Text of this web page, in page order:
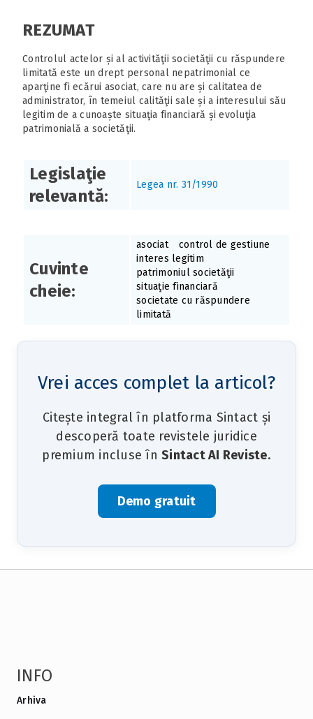
REZUMAT
Controlul actelor și al activităţii societăţii cu răspundere
limitată este un drept personal nepatrimonial ce
aparţine fi ecărui asociat, care nu are și calitatea de
administrator, în temeiul calităţii sale și a interesului său
legitim de a cunoaște situaţia financiară și evoluţia
patrimonială a societăţii.
Legislaţie
relevantă:
Legea nr. 31/1990
Cuvinte
cheie:
asociat
control de gestiune
interes legitim
patrimoniul societăţii
situaţie financiară
societate cu răspundere
limitată
Vrei acces complet la articol?
Citește integral în platforma Sintact și
descoperă toate revistele juridice
premium incluse în Sintact AI Reviste.
Demo gratuit
INFO
Arhiva